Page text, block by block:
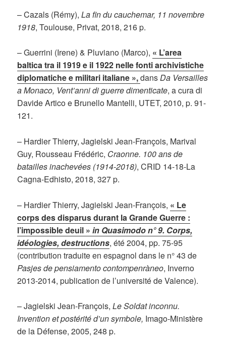
– Cazals (Rémy),La fin du cauchemar, 11 novembre
1918, Toulouse, Privat, 2018, 216 p.
– Guerrini (Irene) & Pluviano (Marco), « L’area
baltica tra il 1919 e il 1922 nelle fonti archivistiche
diplomatiche e militari italiane »,dansDa Versailles
a Monaco, Vent’anni di guerre dimenticate, a cura di
Davide Artico e Brunello Mantelli, UTET, 2010, p. 91-
121.
– Hardier Thierry, Jagielski Jean-François, Marival
Guy, Rousseau Frédéric, Craonne. 100 ans de
batailles inachevées (1914-2018), CRID 14-18-La
Cagna-Edhisto, 2018, 327 p.
– Hardier Thierry, Jagielski Jean-François, « Le
corps des disparus durant la Grande Guerre :
l’impossible deuil »in Quasimodo n° 9. Corps,
idéologies, destructions, été 2004, pp. 75-95
(contribution traduite en espagnol dans le n° 43 de
Pasjes de pensiamento contompenràneo, Inverno
2013-2014, publication de l’université de Valence).
– Jagielski Jean-François,Le Soldat inconnu.
Invention et postérité d’un symbole, Imago-Ministère
de la Défense, 2005, 248 p.